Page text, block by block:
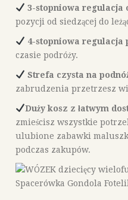
3-stopniowa regulacja
pozycji od siedzącej do
4-stopniowa regulacja
czasie podróży.
Strefa czysta na
zabrudzenia przetrzesz
Duży kosz z łatwym
zmieścisz wszystkie
ulubione zabawki
podczas zakupów.